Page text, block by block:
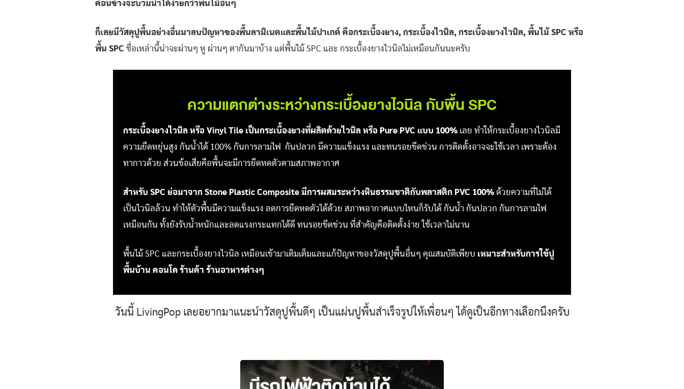
ค่อนข้างจะบวมน้ำได้ง่ายกว่าพื้นไม้อื่นๆ
ก็เลยมีวัสดุปูพื้นอย่างอื่นมาลบปัญหาของพื้นลามิเนตและพื้นไม้ปาเกต์ คือกระเบื้องยาง, กระเบื้องไวนิล, กระเบื้องยางไวนิล, พื้นไม้ SPC หรือ
พื้น SPC ชื่อเหล่านี้น่าจะผ่านๆ หู ผ่านๆ ตากันมาบ้าง แต่พื้นไม้ SPC และ กระเบื้องยางไวนิลไม่เหมือนกันนะครับ
ความแตกต่างระหว่างกระเบื้องยางไวนิล กับพื้น SPC
กระเบื้องยางไวนิล หรือ Vinyl Tile เป็นกระเบื้องยางที่ผลิตด้วยไวนิล หรือ Pure PVC แบบ 100% เลย ทำให้กระเบื้องยางไวนิลมี
ความยืดหยุ่นสูง กันน้ำได้ 100% กันการลามไฟ กันปลวก มีความแข็งแรง และทนรอยขีดข่วน การติดตั้งอาจจะใช้เวลา เพราะต้อง
ทากาวด้วย ส่วนข้อเสียคือพื้นจะมีการยืดหดตัวตามสภาพอากาศ
สำหรับ SPC ย่อมาจาก Stone Plastic Composite มีการผสมระหว่างหินธรรมชาติกับพลาสติก PVC 100% ด้วยความที่ไม่ได้
เป็นไวนิลล้วน ทำให้ตัวพื้นมีความแข็งแรง ลดการยืดหดตัวได้ด้วย สภาพอากาศแบบไหนก็รับได้ กันน้ำ กันปลวก กันการลามไฟ
เหมือนกัน ทั้งยังรับน้ำหนักและลดแรงกระแทกได้ดี ทนรอยขีดข่วน ที่สำคัญคือติดตั้งง่าย ใช้เวลาไม่นาน
พื้นไม้ SPC และกระเบื้องยางไวนิล เหมือนเข้ามาเติมเต็มและแก้ปัญหาของวัสดุปูพื้นอื่นๆ คุณสมบัติเพียบ เหมาะสำหรับการใช้ปู
พื้นบ้าน คอนโด ร้านค้า ร้านอาหารต่างๆ
วันนี้ LivingPop เลยอยากมาแนะนำวัสดุปูพื้นดีๆ เป็นแผ่นปูพื้นสำเร็จรูปให้เพื่อนๆ ได้ดูเป็นอีกทางเลือกนึงครับ